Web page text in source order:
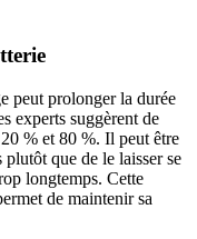
peut prolonger la durée
experts suggèrent de
% et 80 %. Il peut être
que de le laisser se
longtemps. Cette
de maintenir sa